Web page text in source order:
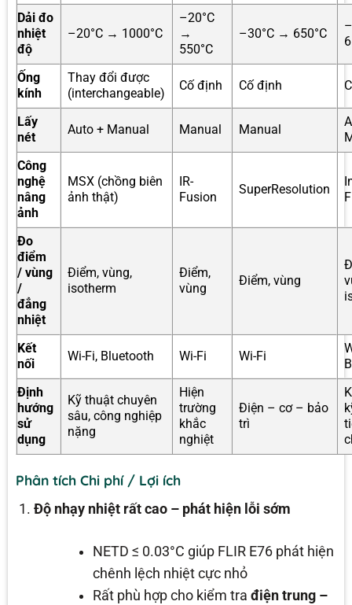
Dải đo
nhiệt
độ
–20°C → 1000°C
–20°C
→
550°C
–30°C → 650°C
Ống
kính
Thay đổi được
(interchangeable)
Cố định Cố định
Lấy
nét
Auto + Manual Manual Manual
Công
nghệ
nâng
ảnh
MSX (chồng biên
ảnh thật)
IR-
Fusion
SuperResolution
Đo
điểm
/ vùng
/
đẳng
nhiệt
Điểm, vùng,
isotherm
Điểm,
vùng
Điểm, vùng
Kết
nối
Wi-Fi, Bluetooth Wi-Fi Wi-Fi
Định
hướng
sử
dụng
Kỹ thuật chuyên
sâu, công nghiệp
nặng
Hiện
trường
khắc
nghiệt
Điện – cơ – bảo
trì
Phân tích Chi phí / Lợi ích
Độ nhạy nhiệt rất cao – phát hiện lỗi sớm
NETD ≤ 0.03°C giúp FLIR E76 phát hiện
chênh lệch nhiệt cực nhỏ
Rất phù hợp cho kiểm trađiện trung –